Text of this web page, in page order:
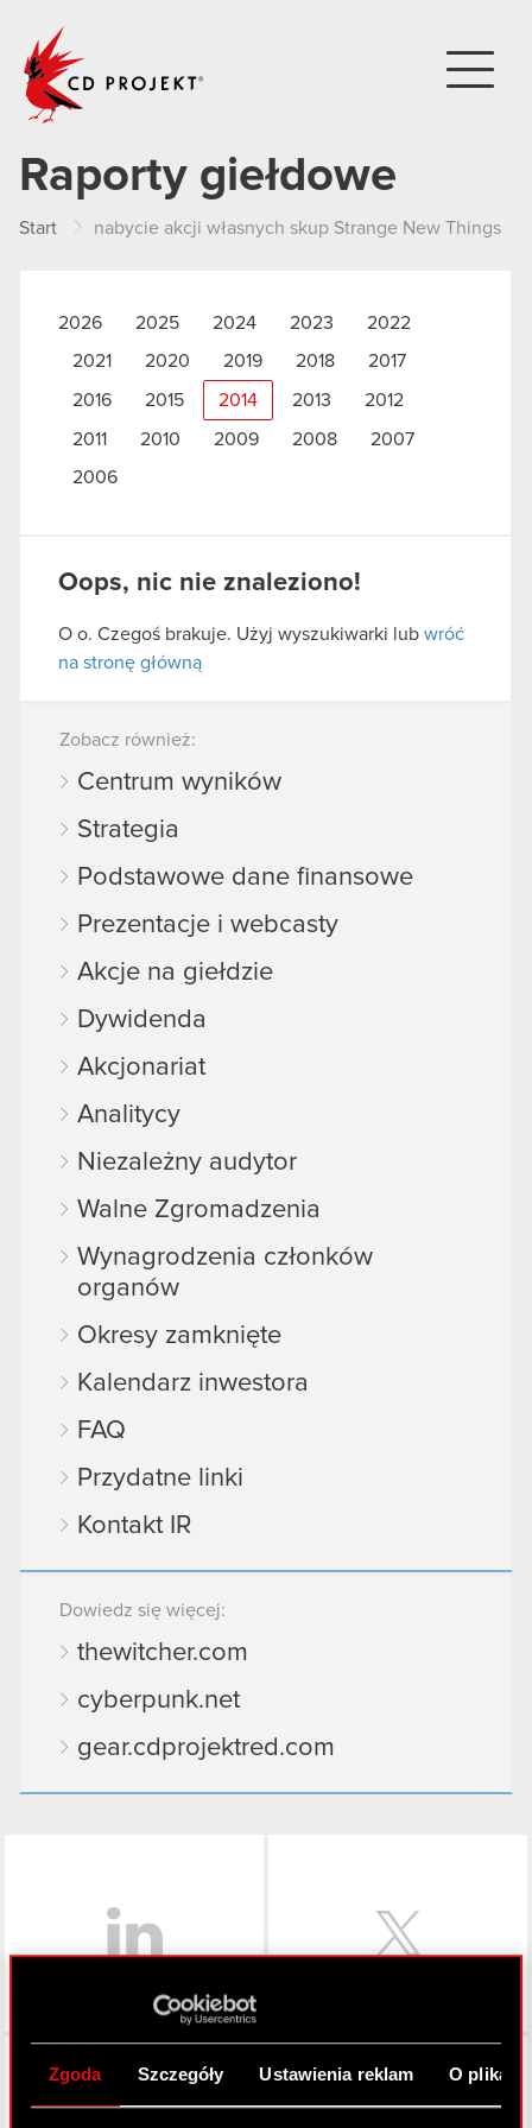
Zgoda Szczegóły Ustawienia reklam O
Raporty giełdowe
Start nabycie akcji własnych skup Strange New Things
2026 2025 2024 2023
2022
2021
2020 2019 2018 2017
2016 2015 2014 2013 2012
2011 2010 2009 2008
2007
2006
Oops, nic nie znaleziono!
O o. Czegoś brakuje. Użyj wyszukiwarki lub wróć
na stronę główną
Zobacz również:
Centrum wyników
Strategia
Podstawowe dane finansowe
Prezentacje i webcasty
Akcje na giełdzie
Dywidenda
Akcjonariat
Analitycy
Niezależny audytor
Walne Zgromadzenia
Wynagrodzenia członków
organów
Okresy zamknięte
Kalendarz inwestora
FAQ
Przydatne linki
Kontakt IR
Dowiedz się więcej:
thewitcher.com
cyberpunk.net
gear.cdprojektred.com